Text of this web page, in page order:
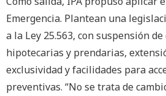
Emergencia. Plantean una
a la Ley 25.563, con suspensión
hipotecarias y prendarias,
exclusividad y facilidades para
preventivas. “No se trata de